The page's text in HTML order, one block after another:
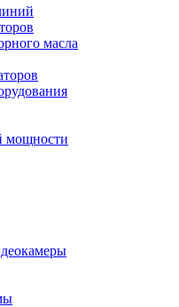
масла
мощности